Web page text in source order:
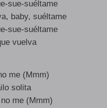
sue-suéltame
baby, suéltame
sue-suéltame
vuelva
me (Mmm)
solita
me (Mmm)